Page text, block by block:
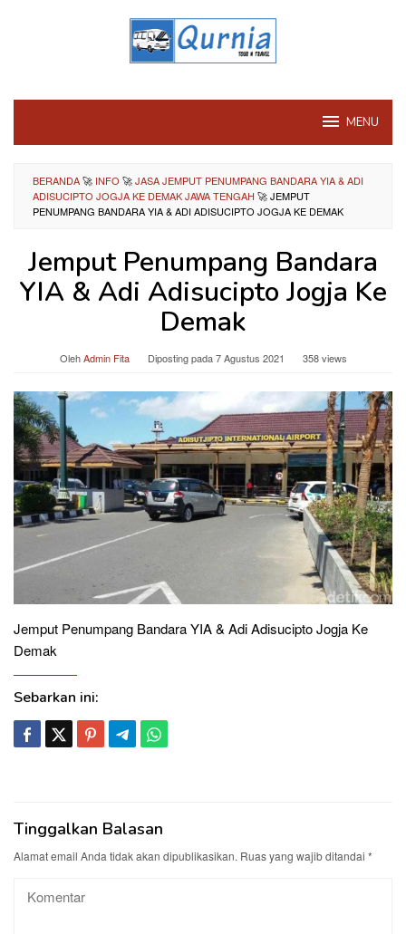
MENU
BERANDA🚀 INFO 🚀JASA JEMPUT PENUMPANG BANDARA YIA & ADI
ADISUCIPTO JOGJA KE DEMAK JAWA TENGAH 🚀JEMPUT
PENUMPANG BANDARA YIA & ADI ADISUCIPTO JOGJA KE DEMAK
Jemput Penumpang Bandara
YIA & Adi Adisucipto Jogja Ke
Demak
OlehAdmin Fita Diposting pada7 Agustus 2021 358 views
Jemput Penumpang Bandara YIA & Adi Adisucipto Jogja Ke
Demak
Sebarkan ini:
Tinggalkan Balasan
Alamat email Anda tidak akan dipublikasikan. Ruas yang wajib ditandai *